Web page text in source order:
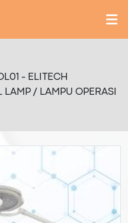
- ELITECH
LAMP / LAMPU OPERASI